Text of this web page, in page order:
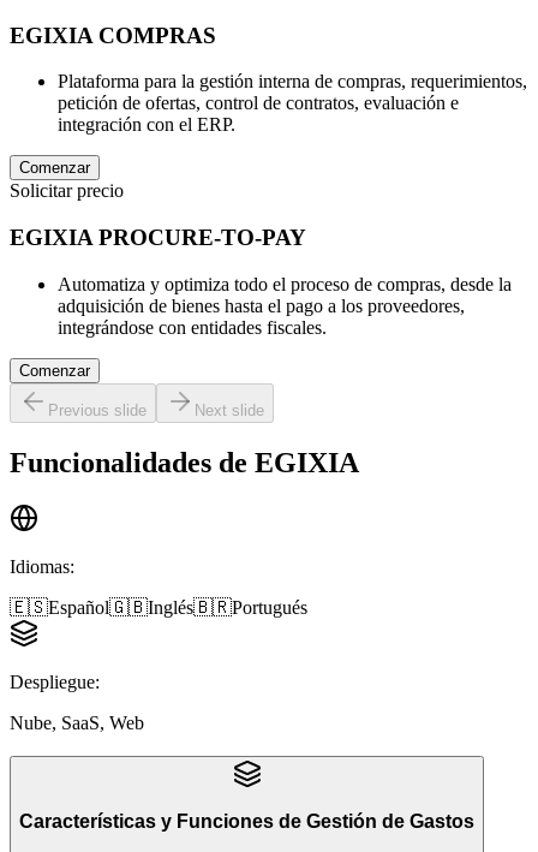
EGIXIA COMPRAS
Plataforma para la gestión interna de compras, requerimientos,
petición de ofertas, control de contratos, evaluación e
integración con el ERP.
Comenzar
Solicitar precio
EGIXIA PROCURE-TO-PAY
Automatiza y optimiza todo el proceso de compras, desde la
adquisición de bienes hasta el pago a los proveedores,
integrándose con entidades fiscales.
Comenzar
Previous slide Next slide
Funcionalidades de EGIXIA
Idiomas:
🇪🇸Español🇬🇧Inglés🇧🇷Portugués
Despliegue:
Nube, SaaS, Web
Características y Funciones de Gestión de Gastos